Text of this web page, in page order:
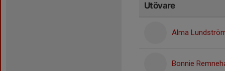
Utövare
Alma
Bonnie